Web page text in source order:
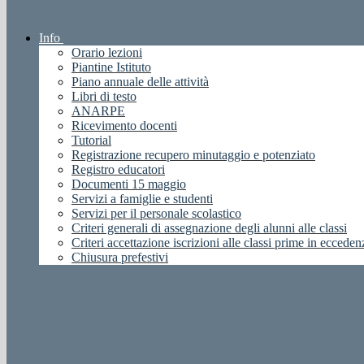
Info
Orario lezioni
Piantine Istituto
Piano annuale delle attività
Libri di testo
ANARPE
Ricevimento docenti
Tutorial
Registrazione recupero minutaggio e potenziato
Registro educatori
Documenti 15 maggio
Servizi a famiglie e studenti
Servizi per il personale scolastico
Criteri generali di assegnazione degli alunni alle classi
Criteri accettazione iscrizioni alle classi prime in
Chiusura prefestivi